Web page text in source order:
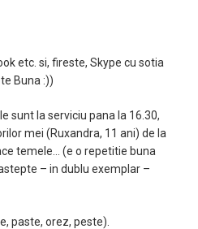
etc. si, fireste, Skype cu sotia
Buna :))
sunt la serviciu pana la 16.30,
mei (Ruxandra, 11 ani) de la
temele… (e o repetitie buna
– in dublu exemplar –
paste, orez, peste).